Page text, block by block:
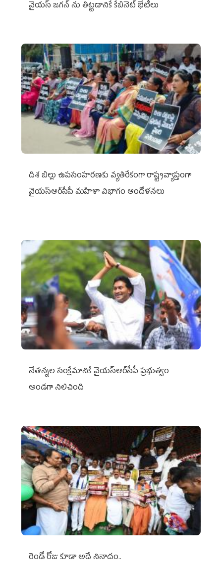
వైయ‌స్ జగన్‌ ను తిట్టడానికే కేబినెట్‌ భేటీలు
దిశ బిల్లు ఉపసంహరణకు వ్యతిరేకంగా రాష్ట్రవ్యాప్తంగా
వైయ‌స్ఆర్‌సీపీ మహిళా విభాగం ఆందోళనలు
నేతన్నల సంక్షేమానికి వైయ‌స్ఆర్‌సీపీ ప్రభుత్వం
అండగా నిలిచింది
రెండో రోజు కూడా అదే నినాదం..